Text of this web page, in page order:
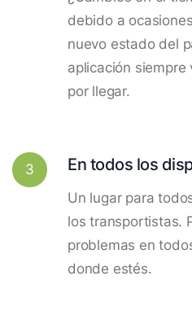
debido a
nuevo estado del
aplicación siempre
por llegar.
3 En todos los
Un lugar para
los transportistas.
problemas en
donde estés.